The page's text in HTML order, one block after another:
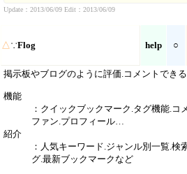
Update：2013/06/09 Edit：2013/06/09
△∵Flog help ○
掲示板やブログのように評価.コメントでき
機能
：クイックブックマーク.タグ機能.コ
ファン.プロフィール…
紹介
：人気キーワード.ジャンル別一覧.検
グ.最新ブックマークなど